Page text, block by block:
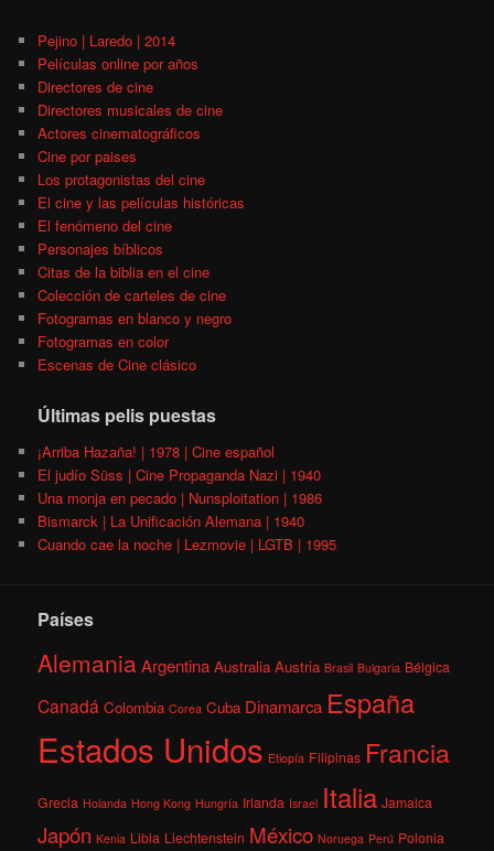
Pejino | Laredo | 2014
Películas online por años
Directores de cine
Directores musicales de cine
Actores cinematográficos
Cine por paises
Los protagonistas del cine
El cine y las películas históricas
El fenómeno del cine
Personajes bíblicos
Citas de la biblia en el cine
Colección de carteles de cine
Fotogramas en blanco y negro
Fotogramas en color
Escenas de Cine clásico
Últimas pelis puestas
¡Arriba Hazaña! | 1978 | Cine español
El judío Süss | Cine Propaganda Nazi | 1940
Una monja en pecado | Nunsploitation | 1986
Bismarck | La Unificación Alemana | 1940
Cuando cae la noche | Lezmovie | LGTB | 1995
Países
AlemaniaArgentina Australia Austria Brasil Bulgaria Bélgica
Canadá Colombia Corea Cuba Dinamarca España
Estados Unidos Etiopía Filipinas Francia
Grecia Holanda Hong Kong Hungría Irlanda Israel Italia Jamaica
Japón Kenia Libia Liechtenstein México Noruega Perú Polonia